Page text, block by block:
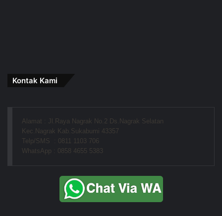
Kontak Kami
Alamat : Jl.Raya Nagrak No.2 Ds.Nagrak Selatan
Kec.Nagrak Kab.Sukabumi 43357
Telp/SMS  : 0811 1103 706
WhatsApp : 0858 4655 5383